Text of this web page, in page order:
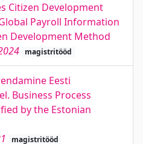
Citizen Development
Payroll Information
Development Method
magistritööd
Eesti
Business Process
by the Estonian
magistritööd